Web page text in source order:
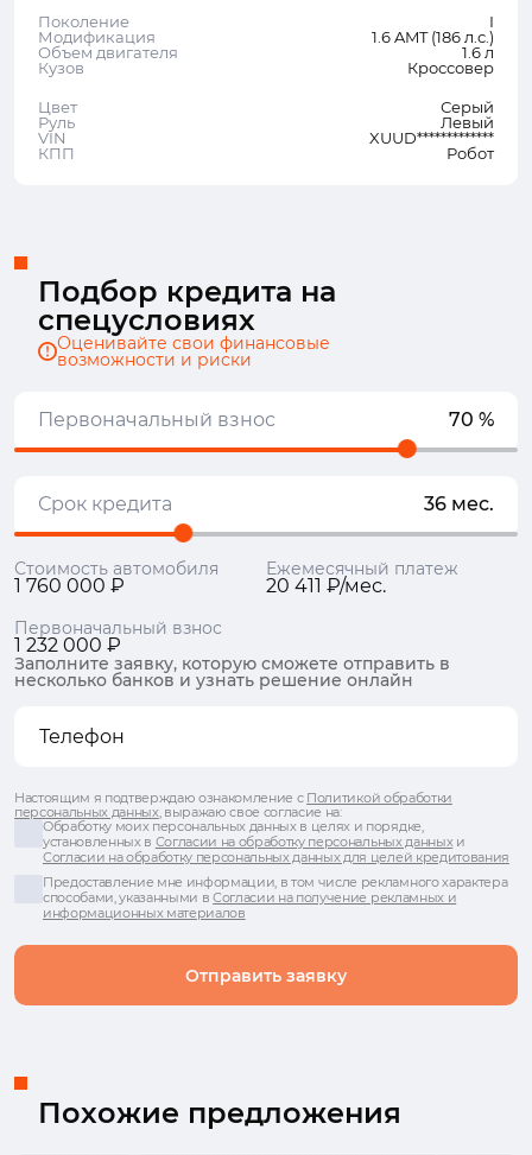
Поколение
I
Модификация
1.6 AMT (186 л.с.)
Объем двигателя
1.6 л
Кузов
Кроссовер
Цвет
Серый
Руль
Левый
VIN
XUUD*************
КПП
Робот
Подбор кредита на
спецусловиях
Оценивайте свои финансовые
возможности и риски
Первоначальный взнос 70 %
Срок кредита 36 мес.
Стоимость автомобиля
1 760 000 ₽
Ежемесячный платеж
20 411 ₽/мес.
Первоначальный взнос
1 232 000 ₽
Заполните заявку, которую сможете отправить в
несколько банков и узнать решение онлайн
Отправить заявку
Настоящим я подтверждаю ознакомление с Политикой обработки
персональных данных, выражаю свое согласие на:
Обработку моих персональных данных в целях и порядке,
установленных в Согласии на обработку персональных данныхи
Согласии на обработку персональных данных для целей кредитования
Предоставление мне информации, в том числе рекламного характера
способами, указанными вСогласии на получение рекламных и
информационных материалов
Похожие предложения